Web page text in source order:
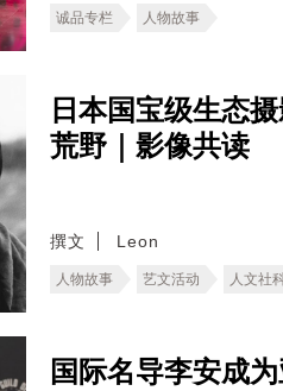
诚品专栏 人物故事
日本国宝级生态
荒野｜影像共读
撰文 Leon
人物故事 艺文活动 人文社
国际名导李安成